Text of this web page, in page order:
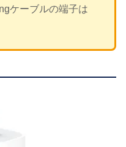
ケーブルの端子は